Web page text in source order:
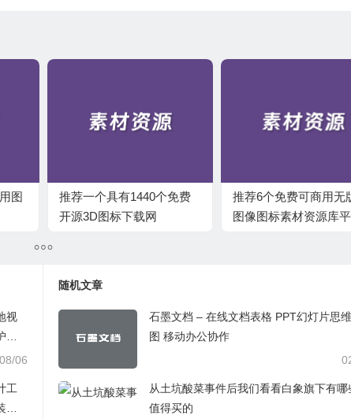
图
推荐一个具有1440个免费
开源3D图标下载网
推荐6个免费可商用无
图像图标素材资源库
视
隐
08/06
工
修
随机文章
石墨文档 – 在线文档表格 PPT幻灯片思
图 移动办公协作
从土坑酸菜事件后我们看看白象旗下有哪
值得买的